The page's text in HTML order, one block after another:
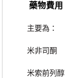
藥物費用
主要為：
米非司酮
米索前列醇